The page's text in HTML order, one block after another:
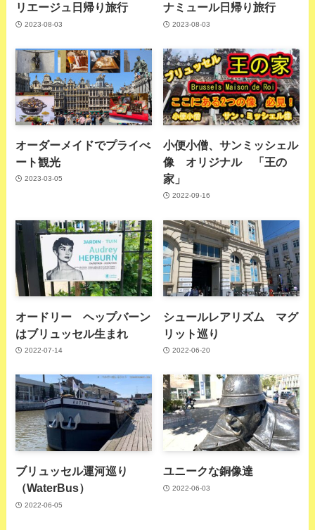
リエージュ日帰り旅行
2023-08-03
ナミュール日帰り旅行
2023-08-03
オーダーメイドでプライべ
ート観光
2023-03-05
小便小僧、サンミッシェル
像 オリジナル 「王の
家」
2022-09-16
オードリー ヘップバーン
はブリュッセル生まれ
2022-07-14
シュールレアリズム マグ
リット巡り
2022-06-20
ブリュッセル運河巡り
（WaterBus）
2022-06-05
ユニークな銅像達
2022-06-03